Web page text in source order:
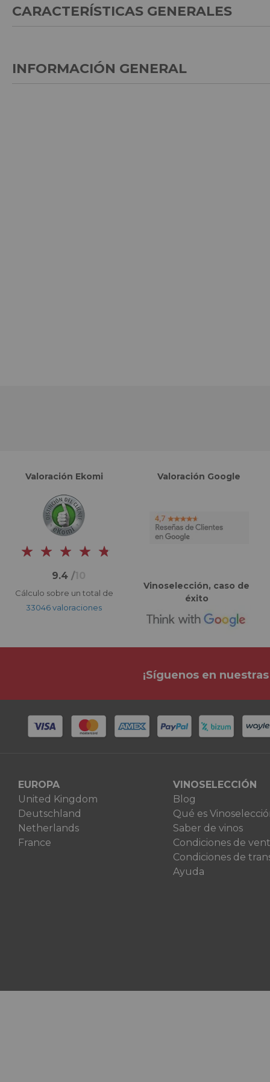
CARACTERÍSTICAS GENERALES
INFORMACIÓN GENERAL
Valoración Ekomi
9.4 /10
Cálculo sobre un total de
33046 valoraciones
Valoración Google
Vinoselección, caso de
éxito
¡Síguenos en
EUROPA
United Kingdom
Deutschland
Netherlands
France
VINOSELECCIÓN
Blog
Qué es
Saber de vinos
Condiciones de
Condiciones de
Ayuda